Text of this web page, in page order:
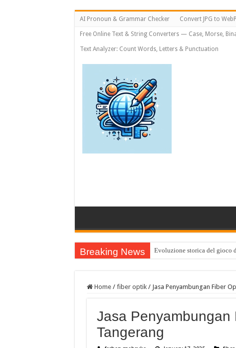
AI Pronoun & Grammar Checker Convert JPG to
Free Online Text & String Converters — Case, Morse,
Text Analyzer: Count Words, Letters & Punctuation
Breaking News Evoluzione storica del gioco
Home / fiber optik / Jasa Penyambungan Fiber
Jasa Penyambungan
Tangerang